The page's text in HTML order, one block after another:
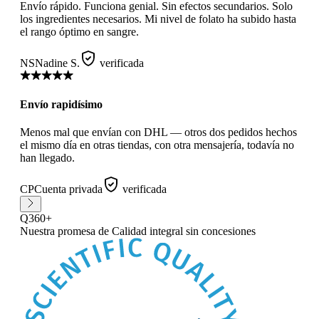
Envío rápido. Funciona genial. Sin efectos secundarios. Solo
los ingredientes necesarios. Mi nivel de folato ha subido hasta
el rango óptimo en sangre.
NSNadine S. verificada
Envío rapidísimo
Menos mal que envían con DHL — otros dos pedidos hechos
el mismo día en otras tiendas, con otra mensajería, todavía no
han llegado.
CPCuenta privada verificada
Q360+
Nuestra promesa de Calidad integral sin concesiones